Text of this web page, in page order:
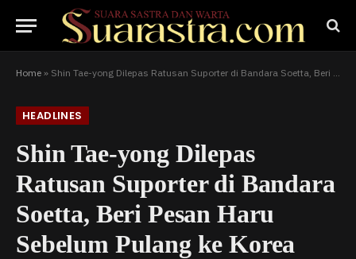
Home » Shin Tae-yong Dilepas Ratusan Suporter di Bandara Soetta, Beri Pesan Haru Sebelum Pulang ke Korea Selatan
HEADLINES
Shin Tae-yong Dilepas
Ratusan Suporter di Bandara
Soetta, Beri Pesan Haru
Sebelum Pulang ke Korea